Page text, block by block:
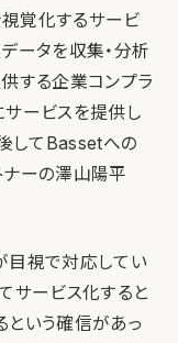
覚化するサービ
ータを収集・分析
する企業コンプラ
サービスを提供し
してBassetへの
ーの澤山陽平
目視で対応してい
サービス化すると
という確信があっ